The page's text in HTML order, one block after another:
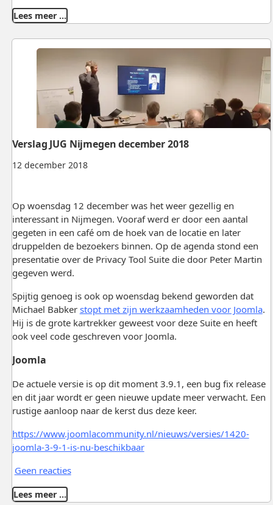
Lees meer …
12 december 2018
Verslag JUG Nijmegen december 2018
Op woensdag 12 december was het weer gezellig en
interessant in Nijmegen. Vooraf werd er door een aantal
gegeten in een café om de hoek van de locatie en later
druppelden de bezoekers binnen. Op de agenda stond een
presentatie over de Privacy Tool Suite die door Peter Martin
gegeven werd.
Spijtig genoeg is ook op woensdag bekend geworden dat
Michael Babker stopt met zijn werkzaamheden voor Joomla.
Hij is de grote kartrekker geweest voor deze Suite en heeft
ook veel code geschreven voor Joomla.
Joomla
De actuele versie is op dit moment 3.9.1, een bug fix release
en dit jaar wordt er geen nieuwe update meer verwacht. Een
rustige aanloop naar de kerst dus deze keer.
https://www.joomlacommunity.nl/nieuws/versies/1420-
joomla-3-9-1-is-nu-beschikbaar
Geen reacties
Lees meer …